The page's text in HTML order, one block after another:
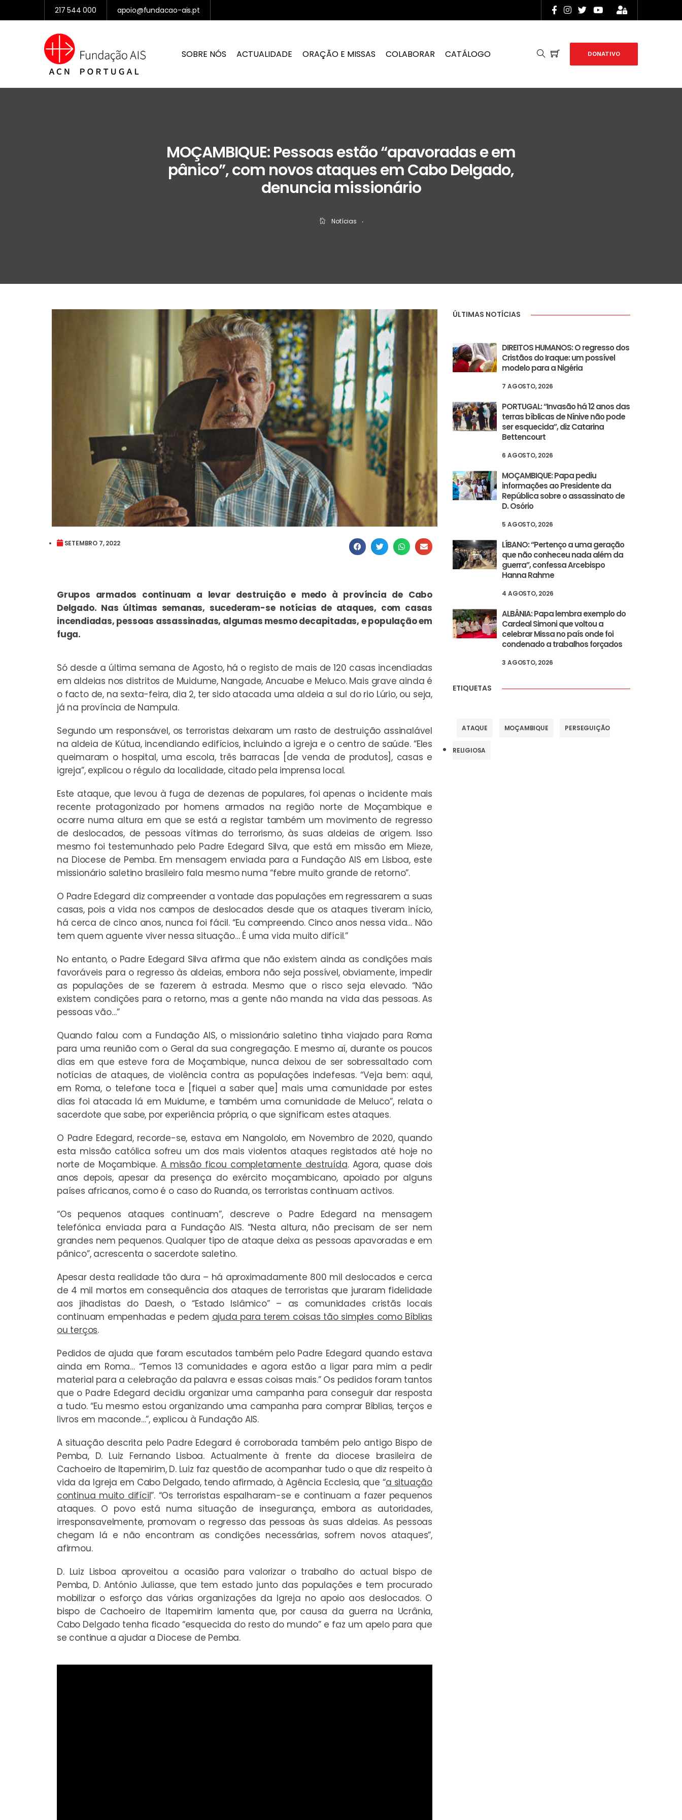
217 544 000 apoio@fundacao-ais.pt
SOBRE NÓS ACTUALIDADE ORAÇÃO E MISSAS COLABORAR CATÁLOGO DONATIVO
MOÇAMBIQUE: Pessoas estão “apavoradas e em
pânico”, com novos ataques em Cabo Delgado,
denuncia missionário
Notícias ‧
SETEMBRO 7, 2022
Grupos armados continuam a levar destruição e medo à província de Cabo
Delgado. Nas últimas semanas, sucederam-se notícias de ataques, com casas
incendiadas, pessoas assassinadas, algumas mesmo decapitadas, e população em
fuga.
Só desde a última semana de Agosto, há o registo de mais de 120 casas incendiadas
em aldeias nos distritos de Muidume, Nangade, Ancuabe e Meluco. Mais grave ainda é
o facto de, na sexta-feira, dia 2, ter sido atacada uma aldeia a sul do rio Lúrio, ou seja,
já na província de Nampula.
Segundo um responsável, os terroristas deixaram um rasto de destruição assinalável
na aldeia de Kútua, incendiando edifícios, incluindo a igreja e o centro de saúde. “Eles
queimaram o hospital, uma escola, três barracas [de venda de produtos], casas e
igreja”, explicou o régulo da localidade, citado pela imprensa local.
Este ataque, que levou à fuga de dezenas de populares, foi apenas o incidente mais
recente protagonizado por homens armados na região norte de Moçambique e
ocorre numa altura em que se está a registar também um movimento de regresso
de deslocados, de pessoas vítimas do terrorismo, às suas aldeias de origem. Isso
mesmo foi testemunhado pelo Padre Edegard Silva, que está em missão em Mieze,
na Diocese de Pemba. Em mensagem enviada para a Fundação AIS em Lisboa, este
missionário saletino brasileiro fala mesmo numa “febre muito grande de retorno”.
O Padre Edegard diz compreender a vontade das populações em regressarem a suas
casas, pois a vida nos campos de deslocados desde que os ataques tiveram início,
há cerca de cinco anos, nunca foi fácil. “Eu compreendo. Cinco anos nessa vida… Não
tem quem aguente viver nessa situação… É uma vida muito difícil.”
No entanto, o Padre Edegard Silva afirma que não existem ainda as condições mais
favoráveis para o regresso às aldeias, embora não seja possível, obviamente, impedir
as populações de se fazerem à estrada. Mesmo que o risco seja elevado. “Não
existem condições para o retorno, mas a gente não manda na vida das pessoas. As
pessoas vão…”
Quando falou com a Fundação AIS, o missionário saletino tinha viajado para Roma
para uma reunião com o Geral da sua congregação. E mesmo aí, durante os poucos
dias em que esteve fora de Moçambique, nunca deixou de ser sobressaltado com
notícias de ataques, de violência contra as populações indefesas. “Veja bem: aqui,
em Roma, o telefone toca e [fiquei a saber que] mais uma comunidade por estes
dias foi atacada lá em Muidume, e também uma comunidade de Meluco”, relata o
sacerdote que sabe, por experiência própria, o que significam estes ataques.
O Padre Edegard, recorde-se, estava em Nangololo, em Novembro de 2020, quando
esta missão católica sofreu um dos mais violentos ataques registados até hoje no
norte de Moçambique. A missão ficou completamente destruída. Agora, quase dois
anos depois, apesar da presença do exército moçambicano, apoiado por alguns
países africanos, como é o caso do Ruanda, os terroristas continuam activos.
“Os pequenos ataques continuam”, descreve o Padre Edegard na mensagem
telefónica enviada para a Fundação AIS. “Nesta altura, não precisam de ser nem
grandes nem pequenos. Qualquer tipo de ataque deixa as pessoas apavoradas e em
pânico”, acrescenta o sacerdote saletino.
Apesar desta realidade tão dura – há aproximadamente 800 mil deslocados e cerca
de 4 mil mortos em consequência dos ataques de terroristas que juraram fidelidade
aos jihadistas do Daesh, o “Estado Islâmico” – as comunidades cristãs locais
continuam empenhadas e pedem ajuda para terem coisas tão simples como Bíblias
ou terços.
Pedidos de ajuda que foram escutados também pelo Padre Edegard quando estava
ainda em Roma… “Temos 13 comunidades e agora estão a ligar para mim a pedir
material para a celebração da palavra e essas coisas mais.” Os pedidos foram tantos
que o Padre Edegard decidiu organizar uma campanha para conseguir dar resposta
a tudo. “Eu mesmo estou organizando uma campanha para comprar Bíblias, terços e
livros em maconde…”, explicou à Fundação AIS.
A situação descrita pelo Padre Edegard é corroborada também pelo antigo Bispo de
Pemba, D. Luiz Fernando Lisboa. Actualmente à frente da diocese brasileira de
Cachoeiro de Itapemirim, D. Luiz faz questão de acompanhar tudo o que diz respeito à
vida da Igreja em Cabo Delgado, tendo afirmado, à Agência Ecclesia, que “a situação
continua muito difícil”. “Os terroristas espalharam-se e continuam a fazer pequenos
ataques. O povo está numa situação de insegurança, embora as autoridades,
irresponsavelmente, promovam o regresso das pessoas às suas aldeias. As pessoas
chegam lá e não encontram as condições necessárias, sofrem novos ataques”,
afirmou.
D. Luiz Lisboa aproveitou a ocasião para valorizar o trabalho do actual bispo de
Pemba, D. António Juliasse, que tem estado junto das populações e tem procurado
mobilizar o esforço das várias organizações da Igreja no apoio aos deslocados. O
bispo de Cachoeiro de Itapemirim lamenta que, por causa da guerra na Ucrânia,
Cabo Delgado tenha ficado “esquecida do resto do mundo” e faz um apelo para que
se continue a ajudar a Diocese de Pemba.
ÚLTIMAS NOTÍCIAS
DIREITOS HUMANOS: O regresso dos
Cristãos do Iraque: um possível
modelo para a Nigéria
7 AGOSTO, 2026
PORTUGAL: “Invasão há 12 anos das
terras bíblicas de Nínive não pode
ser esquecida”, diz Catarina
Bettencourt
6 AGOSTO, 2026
MOÇAMBIQUE: Papa pediu
informações ao Presidente da
República sobre o assassinato de
D. Osório
5 AGOSTO, 2026
LÍBANO: “Pertenço a uma geração
que não conheceu nada além da
guerra”, confessa Arcebispo
Hanna Rahme
4 AGOSTO, 2026
ALBÂNIA: Papa lembra exemplo do
Cardeal Simoni que voltou a
celebrar Missa no país onde foi
condenado a trabalhos forçados
3 AGOSTO, 2026
ETIQUETAS
ATAQUE MOÇAMBIQUE PERSEGUIÇÃO
RELIGIOSA